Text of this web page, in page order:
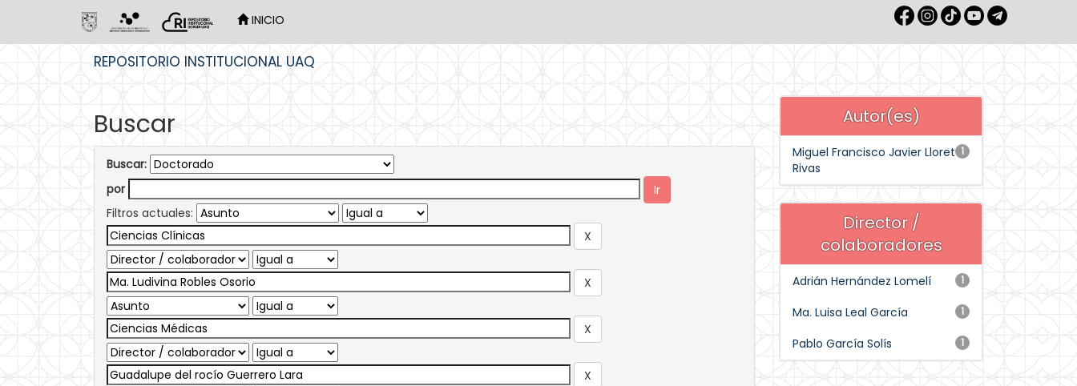
INICIO
REPOSITORIO INSTITUCIONAL UAQ
Buscar
Buscar:
por
Filtros actuales:
Autor(es)
1
Miguel Francisco Javier Lloret
Rivas
Director /
colaboradores
1
Adrián Hernández Lomelí
1
Ma. Luisa Leal García
1
Pablo García Solís